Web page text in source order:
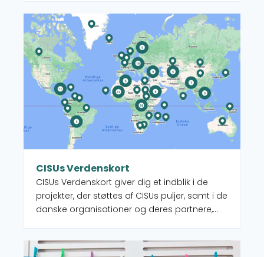
CISUs Verdenskort
CISUs Verdenskort giver dig et indblik i de
projekter, der støttes af CISUs puljer, samt i de
danske organisationer og deres partnere,
over de forskellige projekter, men du ser
Læs mere om CISUs Verdenskort
Læs mere om Opslagstavle for medlemmer